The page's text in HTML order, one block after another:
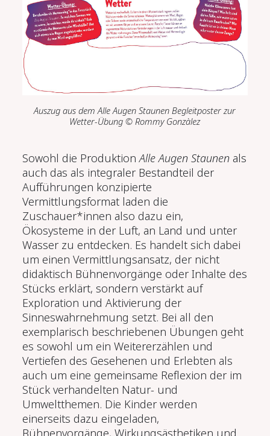
Auszug aus demAlle Augen Staunen Begleitposter zur
Wetter-Übung© Rommy Gonzàlez
Sowohl die ProduktionAlle Augen Staunen als
auch das als integraler Bestandteil der
Aufführungen konzipierte
Vermittlungsformat laden die
Zuschauer*innen also dazu ein,
Ökosysteme in der Luft, an Land und unter
Wasser zu entdecken. Es handelt sich dabei
um einen Vermittlungsansatz, der nicht
didaktisch Bühnenvorgänge oder Inhalte des
Stücks erklärt, sondern verstärkt auf
Exploration und Aktivierung der
Sinneswahrnehmung setzt. Bei all den
exemplarisch beschriebenen Übungen geht
es sowohl um ein Weitererzählen und
Vertiefen des Gesehenen und Erlebten als
auch um eine gemeinsame Reflexion der im
Stück verhandelten Natur- und
Umweltthemen. Die Kinder werden
einerseits dazu eingeladen,
Bühnenvorgänge, Wirkungsästhetiken und